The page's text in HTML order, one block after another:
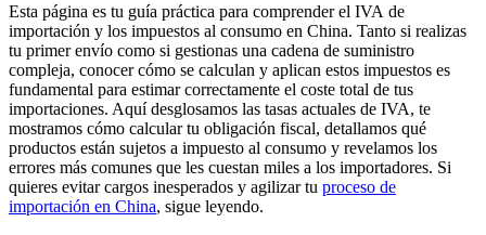
Esta página es tu guía práctica para comprender el IVA de
importación y los impuestos al consumo en China. Tanto si realizas
tu primer envío como si gestionas una cadena de suministro
compleja, conocer cómo se calculan y aplican estos impuestos es
fundamental para estimar correctamente el coste total de tus
importaciones. Aquí desglosamos las tasas actuales de IVA, te
mostramos cómo calcular tu obligación fiscal, detallamos qué
productos están sujetos a impuesto al consumo y revelamos los
errores más comunes que les cuestan miles a los importadores. Si
quieres evitar cargos inesperados y agilizar tu proceso de
importación en China, sigue leyendo.